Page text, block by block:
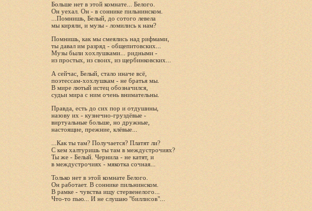
Больше нет в этой комнате... Белого.
Он уехал. Он - в соннике пильнинском.
...Помнишь, Белый, до сотого левела
мы киряли, и музы - ломились к нам?
Помнишь, как мы смеялись над рифмами,
ты давал им разряд - общепитовских...
Музы были хохлушками... ридными -
из простых, из своих, из щербинковских...
А сейчас, Белый, стало иначе всё,
поэтессам-хохлушкам - не братья мы.
В мире лютый истец обозначился,
судьи мира с ним очень внимательны.
Правда, есть до сих пор и отдушины,
назову их - кузнечно-груздёвые -
виртуальные больше, но дружные,
настоящие, прежние, клёвые...
...Как ты там? Получается? Платят ли?
С кем халтуришь ты там в междустрочиях?
Ты же - Белый. Чернила - не катят, и
в междустрочиях - мякотка сочная...
Только нет в этой комнате Белого.
Он работает. В соннике пильнинском.
В рамке - чувства ищу стервенелого...
Что-то пью... И не слушаю "биллисов"...